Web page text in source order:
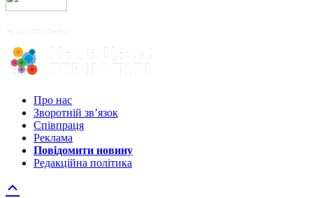
Про нас
Зворотній зв’язок
Співпраця
Реклама
Повідомити новину
Редакційна політика